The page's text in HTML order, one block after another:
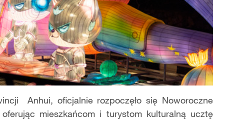
Anhui, oficjalnie rozpoczęło się Noworoczne
mieszkańcom i turystom kulturalną ucztę